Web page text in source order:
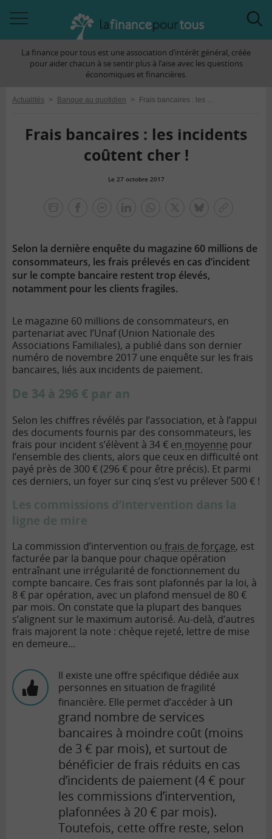
àLa finance pour tous est une association d’intérêt général, créée
pour aider chacun à se sentir plus à l’aise avec les questions
économiques et financières.
Actualités > Banque au quotidien > Frais bancaires : les incidents coûtent cher !
Frais bancaires : les incidents
coûtent cher !
Le 27 octobre 2017
Selon la dernière enquête du magazine 60 millions de
consommateurs, les frais prélevés en cas d’incident
sur le compte bancaire restent trop élevés,
notamment pour les clients fragiles.
Le magazine 60 millions de consommateurs, en
partenariat avec l’Unaf (Union Nationale des
Associations Familiales), a publié dans son dernier
numéro de novembre 2017 une enquête sur les frais
bancaires, liés aux incidents de paiement.
De 34 à 296 € par an
Selon les chiffres révélés par l’association, et à l’appui
des documents fournis par des consommateurs, les
frais pour incident s’élèvent à 34 € en moyenne pour
l’ensemble des clients, alors que ceux en difficulté ont
payé près de 300 € (296 € pour être précis). Et parmi
ces derniers, un foyer sur cinq s’est vu prélever 500 € !
Les commissions d’intervention dans la
ligne de mire
La commission d’intervention ou frais de forçage, est
facturée par la banque pour chaque opération
entraînant une irrégularité de fonctionnement du
compte bancaire. Ces frais sont plafonnés par la loi, à
8 € par opération, avec un plafond mensuel de 80 €
par mois. On constate que la plupart des banques
s’alignent sur le maximum autorisé. Au-delà, d’autres
frais majorent la note : chèque rejeté, lettre de mise
en demeure…
Il existe une offre spécifique dédiée aux
personnes en situation de fragilité
financière. Elle permet d’accéder à un
grand nombre de services
bancaires à moindre coût (moins
de 3 € par mois), et surtout de
bénéficier de frais réduits en cas
d’incidents de paiement (4 € pour
les commissions d’intervention,
plafonnées à 20 € par mois).
Toutefois, cette offre reste, selon